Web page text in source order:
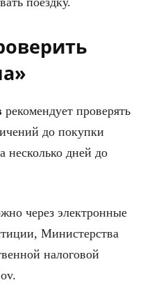
рекомендует проверять
до покупки
несколько дней до
через электронные
Министерства
налоговой